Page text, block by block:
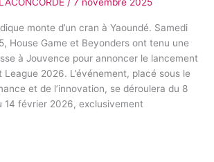
monte d’un cran à Yaoundé. Samedi
House Game et Beyonders ont tenu une
à Jouvence pour annoncer le lancement
League 2026. L’événement, placé sous le
et de l’innovation, se déroulera du 8
14 février 2026, exclusivement